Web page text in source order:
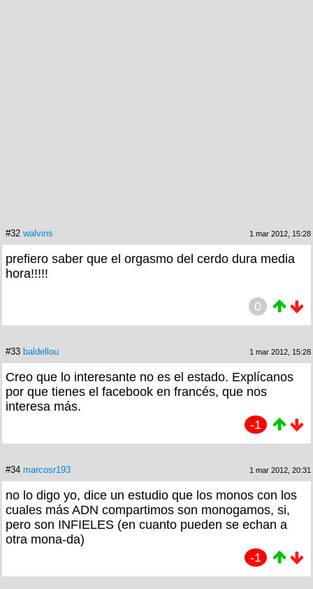
#32 walvins 1 mar 2012, 15:28
prefiero saber que el orgasmo del cerdo dura media
hora!!!!!
0
#33 baldellou 1 mar 2012, 15:28
Creo que lo interesante no es el estado. Explícanos
por que tienes el facebook en francés, que nos
interesa más.
-1
#34 marcosr193 1 mar 2012, 20:31
no lo digo yo, dice un estudio que los monos con los
cuales más ADN compartimos son monogamos, si,
pero son INFIELES (en cuanto pueden se echan a
otra mona-da)
-1